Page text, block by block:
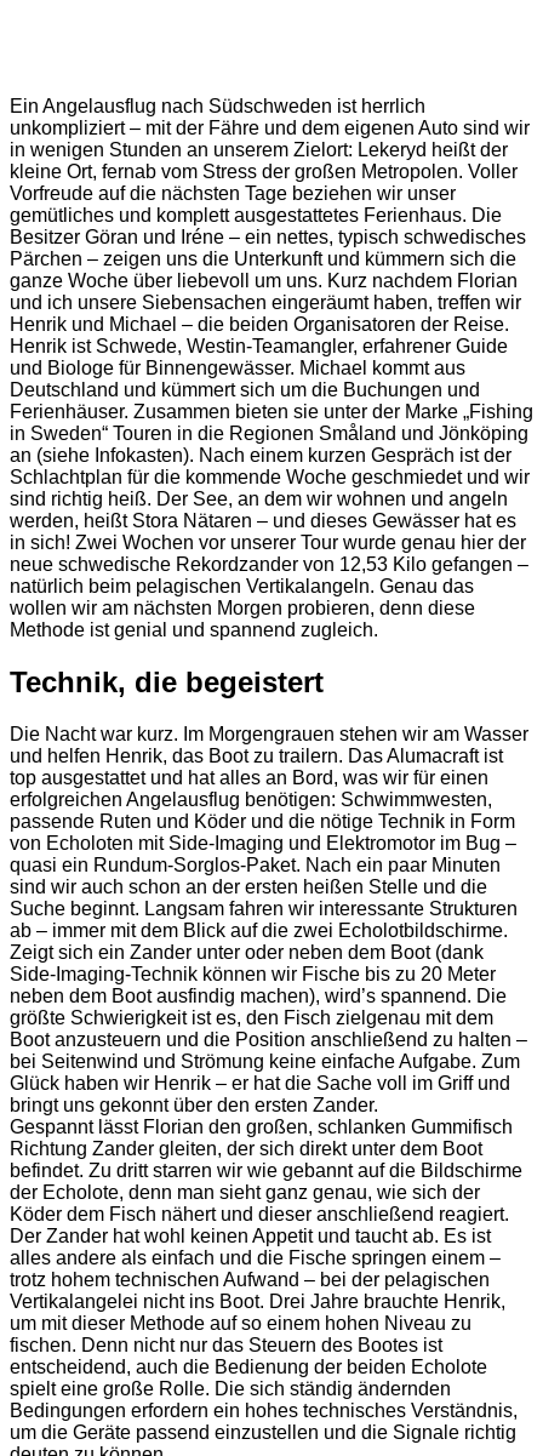
Ein Angelausflug nach Südschweden ist herrlich
unkompliziert – mit der Fähre und dem eigenen Auto sind wir
in wenigen Stunden an unserem Zielort: Lekeryd heißt der
kleine Ort, fernab vom Stress der großen Metropolen. Voller
Vorfreude auf die nächsten Tage beziehen wir unser
gemütliches und komplett ausgestattetes Ferienhaus. Die
Besitzer Göran und Iréne – ein nettes, typisch schwedisches
Pärchen – zeigen uns die Unterkunft und kümmern sich die
ganze Woche über liebevoll um uns. Kurz nachdem Florian
und ich unsere Siebensachen eingeräumt haben, treffen wir
Henrik und Michael – die beiden Organisatoren der Reise.
Henrik ist Schwede, Westin-Teamangler, erfahrener Guide
und Biologe für Binnengewässer. Michael kommt aus
Deutschland und kümmert sich um die Buchungen und
Ferienhäuser. Zusammen bieten sie unter der Marke „Fishing
in Sweden“ Touren in die Regionen Småland und Jönköping
an (siehe Infokasten). Nach einem kurzen Gespräch ist der
Schlachtplan für die kommende Woche geschmiedet und wir
sind richtig heiß. Der See, an dem wir wohnen und angeln
werden, heißt Stora Nätaren – und dieses Gewässer hat es
in sich! Zwei Wochen vor unserer Tour wurde genau hier der
neue schwedische Rekordzander von 12,53 Kilo gefangen –
natürlich beim pelagischen Vertikalangeln. Genau das
wollen wir am nächsten Morgen probieren, denn diese
Methode ist genial und spannend zugleich.
Technik, die begeistert
Die Nacht war kurz. Im Morgengrauen stehen wir am Wasser
und helfen Henrik, das Boot zu trailern. Das Alumacraft ist
top ausgestattet und hat alles an Bord, was wir für einen
erfolgreichen Angelausflug benötigen: Schwimmwesten,
passende Ruten und Köder und die nötige Technik in Form
von Echoloten mit Side-Imaging und Elektromotor im Bug –
quasi ein Rundum-Sorglos-Paket. Nach ein paar Minuten
sind wir auch schon an der ersten heißen Stelle und die
Suche beginnt. Langsam fahren wir interessante Strukturen
ab – immer mit dem Blick auf die zwei Echolotbildschirme.
Zeigt sich ein Zander unter oder neben dem Boot (dank
Side-Imaging-Technik können wir Fische bis zu 20 Meter
neben dem Boot ausfindig machen), wird’s spannend. Die
größte Schwierigkeit ist es, den Fisch zielgenau mit dem
Boot anzusteuern und die Position anschließend zu halten –
bei Seitenwind und Strömung keine einfache Aufgabe. Zum
Glück haben wir Henrik – er hat die Sache voll im Griff und
bringt uns gekonnt über den ersten Zander.
Gespannt lässt Florian den großen, schlanken Gummifisch
Richtung Zander gleiten, der sich direkt unter dem Boot
befindet. Zu dritt starren wir wie gebannt auf die Bildschirme
der Echolote, denn man sieht ganz genau, wie sich der
Köder dem Fisch nähert und dieser anschließend reagiert.
Der Zander hat wohl keinen Appetit und taucht ab. Es ist
alles andere als einfach und die Fische springen einem –
trotz hohem technischen Aufwand – bei der pelagischen
Vertikalangelei nicht ins Boot. Drei Jahre brauchte Henrik,
um mit dieser Methode auf so einem hohen Niveau zu
fischen. Denn nicht nur das Steuern des Bootes ist
entscheidend, auch die Bedienung der beiden Echolote
spielt eine große Rolle. Die sich ständig ändernden
Bedingungen erfordern ein hohes technisches Verständnis,
um die Geräte passend einzustellen und die Signale richtig